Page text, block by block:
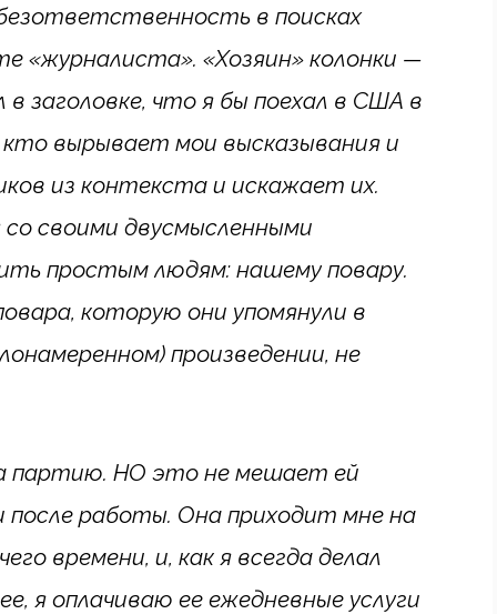
в поисках
«журналиста». «Хозяин» колонки —
заголовке, что я бы поехал в США в
кто вырывает мои высказывания и
из контекста и искажает их.
со своими двусмысленными
простым людям: нашему повару.
которую они упомянули в
произведении, не
партию. НО это не мешает ей
после работы. Она приходит мне на
времени, и, как я всегда делал
я оплачиваю ее ежедневные услуги